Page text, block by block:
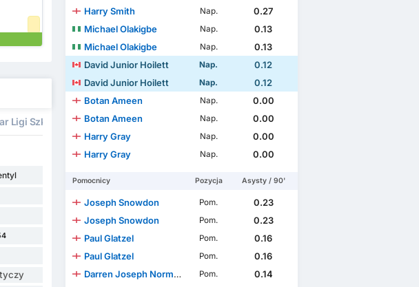
Ligi Szkockiej Liga Europy UEFA Puchar Szkocji
Harry Smith
Nap.
0.27
Michael Olakigbe
Nap.
0.13
Michael Olakigbe
Nap.
0.13
David Junior Hoilett
Nap.
0.12
David Junior Hoilett
Nap.
0.12
Botan Ameen
Nap.
0.00
Botan Ameen
Nap.
0.00
Harry Gray
Nap.
0.00
Harry Gray
Nap. 0.00
Pomocnicy Pozycja Asysty / 90'
Joseph Snowdon Pom.
0.23
Joseph Snowdon
Pom.
0.23
Paul Glatzel
Pom.
0.16
Paul Glatzel
Pom.
0.16
Darren Joseph Norman Oldaker
Pom.
0.14